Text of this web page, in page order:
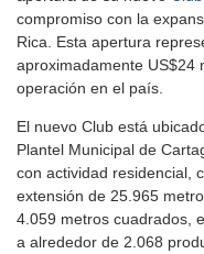
compromiso con la
Rica. Esta apertura
aproximadamente US$24
operación en el país.
El nuevo Club está
Plantel Municipal de
con actividad residencial,
extensión de 25.965
4.059 metros cuadrados,
a alrededor de 2.068